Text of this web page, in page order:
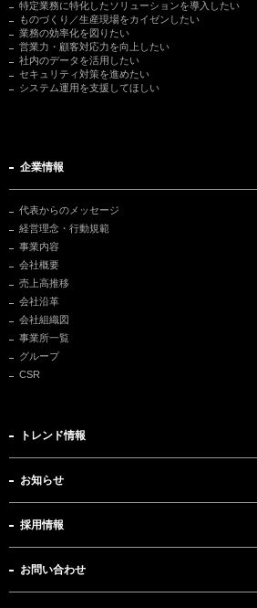
特定業務に特化したソリューションを導入したい
ものづくり／生産現場をカイゼンしたい
業務の効率化を図りたい
営業力・顧客対応力を向上したい
社内のデータを活用したい
セキュリティ対策を進めたい
システム運用を支援してほしい
企業情報
代表からのメッセージ
経営理念・行動規範
事業内容
会社概要
売上高推移
会社沿革
会社組織図
事業所一覧
グループ
CSR
トレンド情報
お知らせ
採用情報
お問い合わせ